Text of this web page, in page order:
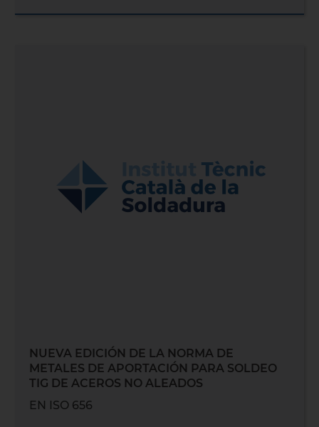
NUEVA EDICIÓN DE LA NORMA DE
METALES DE APORTACIÓN PARA SOLDEO
TIG DE ACEROS NO ALEADOS
EN ISO 656